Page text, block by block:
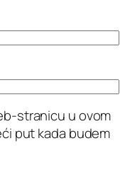
stranicu u ovom
put kada budem